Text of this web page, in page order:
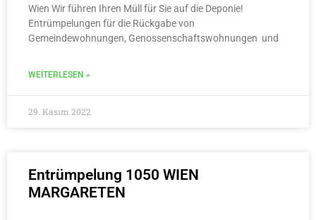
Wien Wir führen Ihren Müll für Sie auf die Deponie!
Entrümpelungen für die Rückgabe von
Gemeindewohnungen, Genossenschaftswohnungen und
WEITERLESEN »
29. Kasım 2022
Entrümpelung 1050 WIEN
MARGARETEN